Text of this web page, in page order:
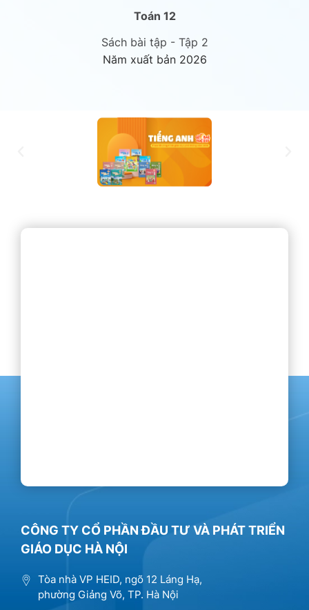
Toán 12
Sách bài tập - Tập 2
Năm xuất bản 2026
CÔNG TY CỔ PHẦN ĐẦU TƯ VÀ PHÁT TRIỂN
GIÁO DỤC HÀ NỘI
Tòa nhà VP HEID, ngõ 12 Láng Hạ,
phường Giảng Võ, TP. Hà Nội